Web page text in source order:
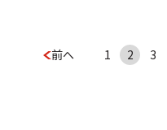
前へ 1 2 3